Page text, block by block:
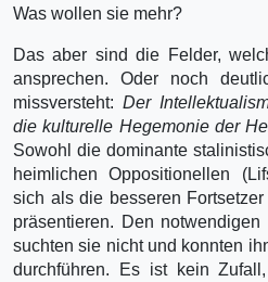
Was wollen sie mehr?
Das aber sind die Felder,
ansprechen. Oder noch
missversteht:Der
die kulturelle Hegemonie der
Sowohl die dominante
heimlichen Oppositionellen
sich als die besseren
präsentieren. Den
suchten sie nicht und konnten
durchführen. Es ist kein